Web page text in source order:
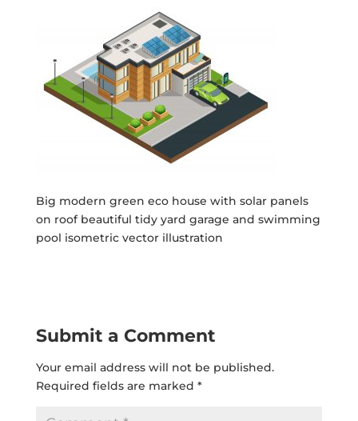
Big modern green eco house with solar panels
on roof beautiful tidy yard garage and swimming
pool isometric vector illustration
Submit a Comment
Your email address will not be published.
Required fields are marked *